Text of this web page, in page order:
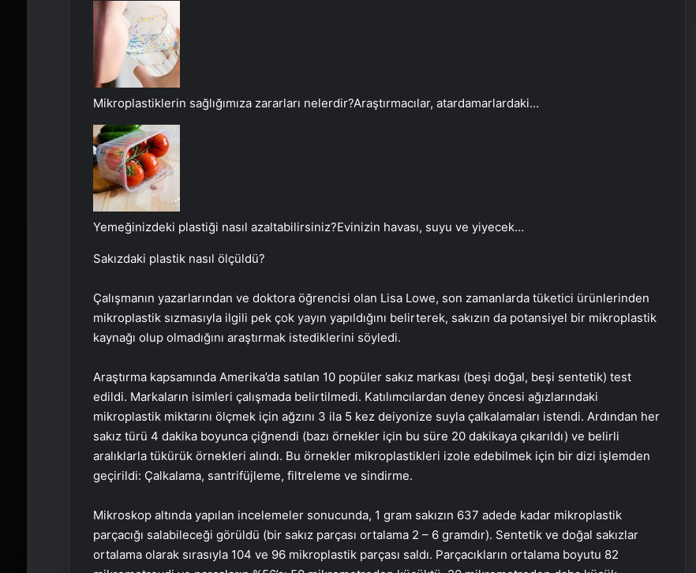
Mikroplastiklerin sağlığımıza zararları nelerdir?Araştırmacılar, atardamarlardaki…
Yemeğinizdeki plastiği nasıl azaltabilirsiniz?Evinizin havası, suyu ve yiyecek…
Sakızdaki plastik nasıl ölçüldü?
Çalışmanın yazarlarından ve doktora öğrencisi olan Lisa Lowe, son zamanlarda tüketici ürünlerinden
mikroplastik sızmasıyla ilgili pek çok yayın yapıldığını belirterek, sakızın da potansiyel bir mikroplastik
kaynağı olup olmadığını araştırmak istediklerini söyledi.
Araştırma kapsamında Amerika’da satılan 10 popüler sakız markası (beşi doğal, beşi sentetik) test
edildi. Markaların isimleri çalışmada belirtilmedi. Katılımcılardan deney öncesi ağızlarındaki
mikroplastik miktarını ölçmek için ağzını 3 ila 5 kez deiyonize suyla çalkalamaları istendi. Ardından her
sakız türü 4 dakika boyunca çiğnendi (bazı örnekler için bu süre 20 dakikaya çıkarıldı) ve belirli
aralıklarla tükürük örnekleri alındı. Bu örnekler mikroplastikleri izole edebilmek için bir dizi işlemden
geçirildi: Çalkalama, santrifüjleme, filtreleme ve sindirme.
Mikroskop altında yapılan incelemeler sonucunda, 1 gram sakızın 637 adede kadar mikroplastik
parçacığı salabileceği görüldü (bir sakız parçası ortalama 2 – 6 gramdır). Sentetik ve doğal sakızlar
ortalama olarak sırasıyla 104 ve 96 mikroplastik parçası saldı. Parçacıkların ortalama boyutu 82